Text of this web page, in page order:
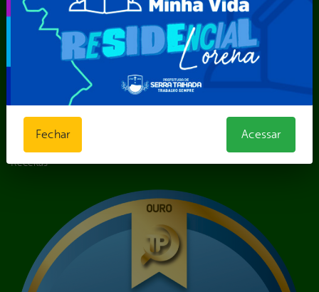
Digital
Licitações e
Obras Públicas
Planejamento e
Prestação de Contas
Recursos Humanos
Receitas
Fechar Acessar